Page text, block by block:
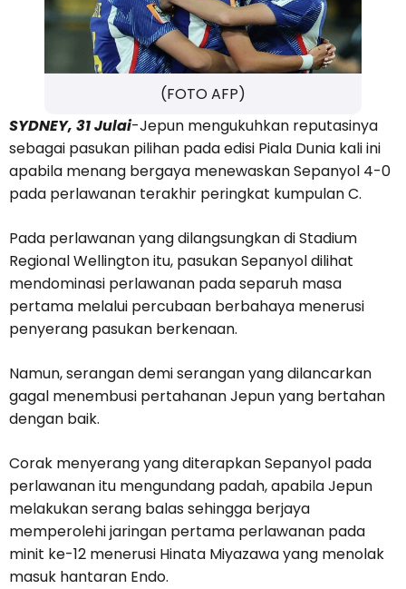
(FOTO AFP)
SYDNEY, 31 Julai-Jepun mengukuhkan reputasinya
sebagai pasukan pilihan pada edisi Piala Dunia kali ini
apabila menang bergaya menewaskan Sepanyol 4-0
pada perlawanan terakhir peringkat kumpulan C.
Pada perlawanan yang dilangsungkan di Stadium
Regional Wellington itu, pasukan Sepanyol dilihat
mendominasi perlawanan pada separuh masa
pertama melalui percubaan berbahaya menerusi
penyerang pasukan berkenaan.
Namun, serangan demi serangan yang dilancarkan
gagal menembusi pertahanan Jepun yang bertahan
dengan baik.
Corak menyerang yang diterapkan Sepanyol pada
perlawanan itu mengundang padah, apabila Jepun
melakukan serang balas sehingga berjaya
memperolehi jaringan pertama perlawanan pada
minit ke-12 menerusi Hinata Miyazawa yang menolak
masuk hantaran Endo.